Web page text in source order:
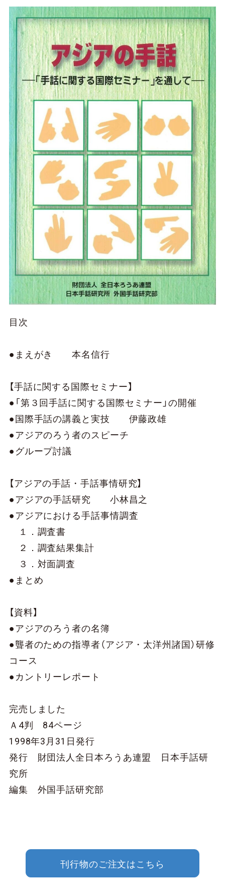
目次
●まえがき 本名信行
【手話に関する国際セミナー】
●「第３回手話に関する国際セミナー」の開催
●国際手話の講義と実技 伊藤政雄
●アジアのろう者のスピーチ
●グループ討議
【アジアの手話・手話事情研究】
●アジアの手話研究 小林昌之
●アジアにおける手話事情調査
１．調査書
２．調査結果集計
３．対面調査
●まとめ
【資料】
●アジアのろう者の名簿
●聾者のための指導者（アジア・太洋州諸国）研修
コース
●カントリーレポート
完売しました
Ａ4判 84ページ
1998年3月31日発行
発行 財団法人全日本ろうあ連盟 日本手話研
究所
編集 外国手話研究部
刊行物のご注文はこちら